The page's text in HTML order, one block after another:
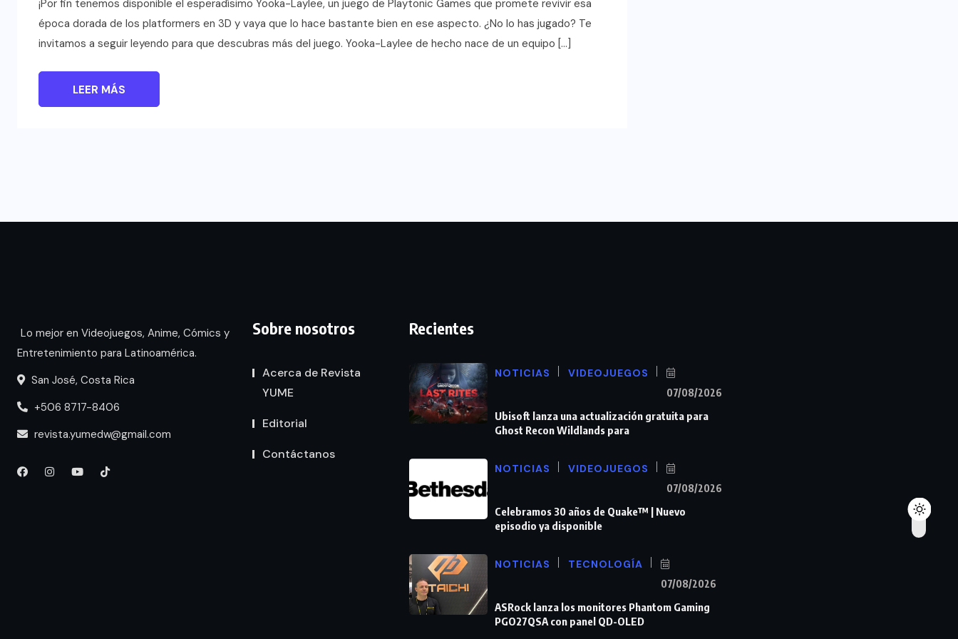
¡Por fin tenemos disponible el esperadísimo Yooka-Laylee, un juego de Playtonic Games que promete revivir esa
época dorada de los platformers en 3D y vaya que lo hace bastante bien en ese aspecto. ¿No lo has jugado? Te
invitamos a seguir leyendo para que descubras más del juego. Yooka-Laylee de hecho nace de un equipo […]
LEER MÁS
Lo mejor en Videojuegos, Anime, Cómics y
Entretenimiento para Latinoamérica.
San José, Costa Rica
+506 8717-8406
revista.yumedw@gmail.com
Sobre nosotros
Acerca de Revista
YUME
Editorial
Contáctanos
Recientes
NOTICIAS VIDEOJUEGOS
07/08/2026
Ubisoft lanza una actualización gratuita para
Ghost Recon Wildlands para
NOTICIAS VIDEOJUEGOS
07/08/2026
Celebramos 30 años de Quake™ | Nuevo
episodio ya disponible
NOTICIAS TECNOLOGÍA
07/08/2026
ASRock lanza los monitores Phantom Gaming
PGO27QSA con panel QD-OLED